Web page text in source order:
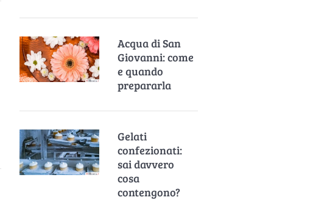
Acqua di San
Giovanni: come
e quando
prepararla
Gelati
confezionati:
sai davvero
cosa
contengono?